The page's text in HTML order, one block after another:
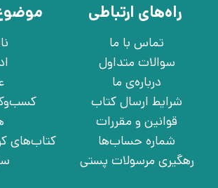
راه‌های ارتباطی
تماس با ما
سوالات متداول
درباره‌ی ما
شرایط ارسال کتاب
قوانین و مقررات
شماره حساب‌ها
رهگیری مرسولات پستی
کتاب‌های